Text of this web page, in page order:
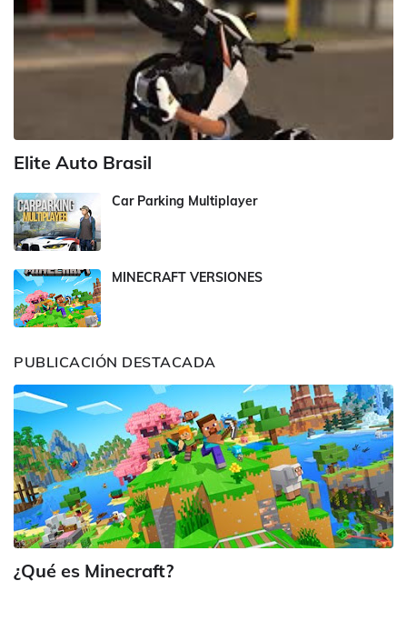
Elite Auto Brasil
Car Parking Multiplayer
MINECRAFT VERSIONES
PUBLICACIÓN DESTACADA
¿Qué es Minecraft?